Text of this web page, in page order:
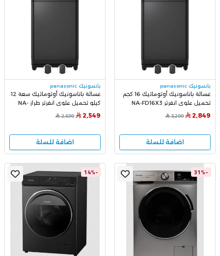
بانسونيك panasonic
غسالة باناسونيك أوتوماتيك 16 كجم
تحميل علوي انفرتر NA-FD16X3
2,849
3,299
اضافة للسلة
بانسونيك panasonic
غسالة باناسونيك أوتوماتيك سعة 12
كيلو تحميل علوي انفرتر طراز NA-
FD12X3BSA
2,549
2,699
اضافة للسلة
-31%
-14%